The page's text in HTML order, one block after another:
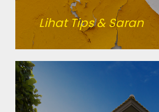
Lihat Tips & Saran